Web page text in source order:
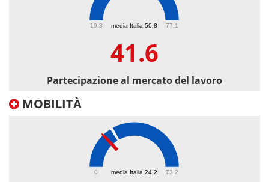
media Italia 50.8
19.3 77.1
41.6
Partecipazione al mercato del lavoro
MOBILITÀ
media Italia 24.2
0 73.2